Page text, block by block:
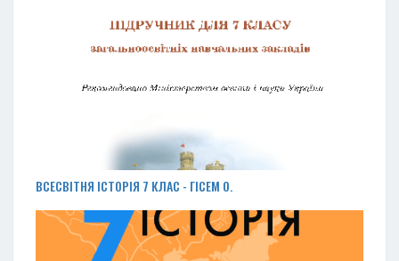
ВСЕСВІТНЯ ІСТОРІЯ 7 КЛАС - ГІСЕМ О.